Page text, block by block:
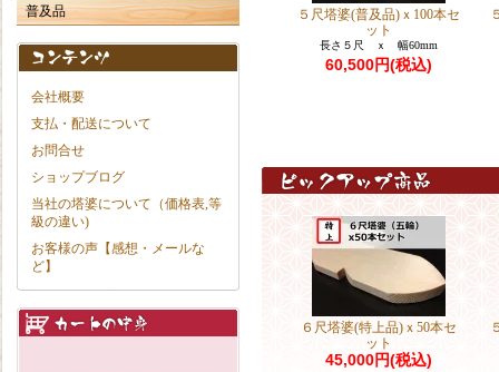
普及品
会社概要
支払・配送について
お問合せ
ショップブログ
当社の塔婆について（価格表,等
級の違い)
お客様の声【感想・メールな
ど】
５尺塔婆(普及品)ｘ100本セ
ット
長さ５尺 ｘ 幅60mm
60,500円(税込)
６尺塔婆(特上品)ｘ50本セ
ット
45,000円(税込)